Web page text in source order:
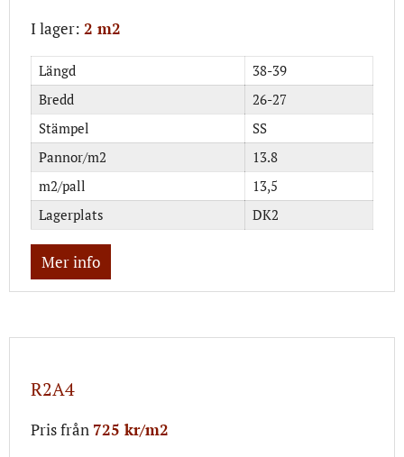
I lager: 2 m2
Längd
38-39
Bredd
26-27
Stämpel
SS
Pannor/m2
13.8
m2/pall
13,5
Lagerplats
DK2
Mer info
R2A4
Pris från 725 kr/m2